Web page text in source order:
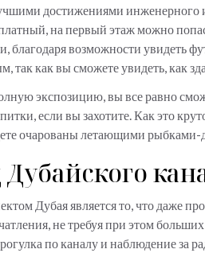
достижениями инженерного
на первый этаж можно
благодаря возможности увидеть
так как вы сможете увидеть, как
экспозицию, вы все равно
если вы захотите. Как это
очарованы летающими
Дубая является то, что даже
не требуя при этом
по каналу и наблюдение за